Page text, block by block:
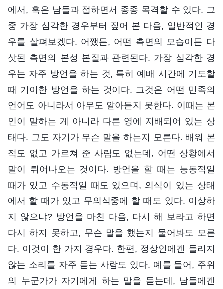
에서, 혹은 남들과 접하면서 종종 목격할 수 있다. 그
중 가장 심각한 경우부터 짚어 본 다음, 일반적인 경
우를 살펴보겠다. 어쨌든, 어떤 측면의 모습이든 다
삿된 측면의 본성 본질과 관련된다. 가장 심각한 경
우는 자주 방언을 하는 것, 특히 예배 시간에 기도할
때 기이한 방언을 하는 것이다. 그것은 어떤 민족의
언어도 아니라서 아무도 알아듣지 못한다. 이때는 본
인이 말하는 게 아니라 다른 영에 지배되어 있는 상
태다. 그도 자기가 무슨 말을 하는지 모른다. 배워 본
적도 없고 가르쳐 준 사람도 없는데, 어떤 상황에서
말이 튀어나오는 것이다. 방언을 할 때는 능동적일
때가 있고 수동적일 때도 있으며, 의식이 있는 상태
에서 할 때가 있고 무의식중에 할 때도 있다. 이상하
지 않으냐? 방언을 마친 다음, 다시 해 보라고 하면
다시 하지 못하고, 무슨 말을 했는지 물어봐도 모른
다. 이것이 한 가지 경우다. 한편, 정상인에겐 들리지
않는 소리를 자주 듣는 사람도 있다. 예를 들어, 주위
의 누군가가 자기에게 하는 말을 듣는데, 남들에겐